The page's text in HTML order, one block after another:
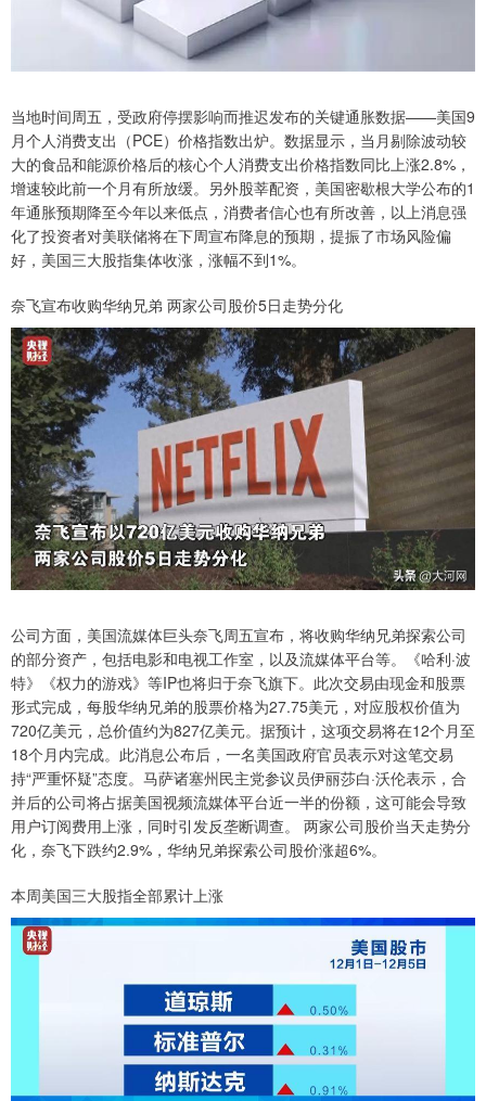
当地时间周五，受政府停摆影响而推迟发布的关键通胀数据——美国9
月个人消费支出（PCE）价格指数出炉。数据显示，当月剔除波动较
大的食品和能源价格后的核心个人消费支出价格指数同比上涨2.8%，
增速较此前一个月有所放缓。另外股莘配资，美国密歇根大学公布的1
年通胀预期降至今年以来低点，消费者信心也有所改善，以上消息强
化了投资者对美联储将在下周宣布降息的预期，提振了市场风险偏
好，美国三大股指集体收涨，涨幅不到1%。
奈飞宣布收购华纳兄弟 两家公司股价5日走势分化
公司方面，美国流媒体巨头奈飞周五宣布，将收购华纳兄弟探索公司
的部分资产，包括电影和电视工作室，以及流媒体平台等。《哈利·波
特》《权力的游戏》等IP也将归于奈飞旗下。此次交易由现金和股票
形式完成，每股华纳兄弟的股票价格为27.75美元，对应股权价值为
720亿美元，总价值约为827亿美元。据预计，这项交易将在12个月至
18个月内完成。此消息公布后，一名美国政府官员表示对这笔交易
持“严重怀疑”态度。马萨诸塞州民主党参议员伊丽莎白·沃伦表示，合
并后的公司将占据美国视频流媒体平台近一半的份额，这可能会导致
用户订阅费用上涨，同时引发反垄断调查。 两家公司股价当天走势分
化，奈飞下跌约2.9%，华纳兄弟探索公司股价涨超6%。
本周美国三大股指全部累计上涨